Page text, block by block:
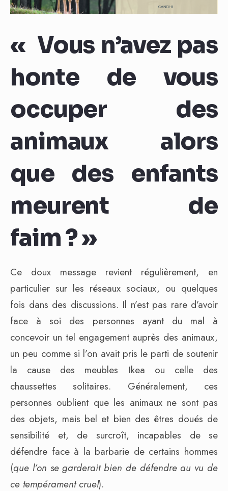
« Vous n’avez pas
honte de vous
occuper des
animaux alors
que des enfants
meurent de
faim ? »
Ce doux message revient régulièrement, en
particulier sur les réseaux sociaux, ou quelques
fois dans des discussions. Il n’est pas rare d’avoir
face à soi des personnes ayant du mal à
concevoir un tel engagement auprès des animaux,
un peu comme si l’on avait pris le parti de soutenir
la cause des meubles Ikea ou celle des
chaussettes solitaires. Généralement, ces
personnes oublient que les animaux ne sont pas
des objets, mais bel et bien des êtres doués de
sensibilité et, de surcroît, incapables de se
défendre face à la barbarie de certains hommes
(que l’on se garderait bien de défendre au vu de
ce tempérament cruel).